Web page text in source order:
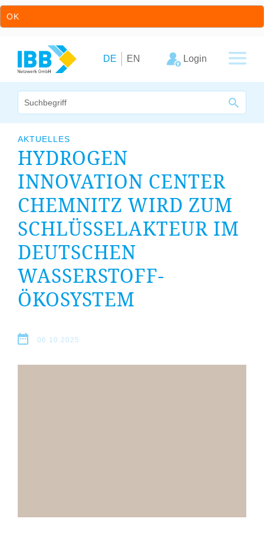
OK
DE EN Login
Unternehmen
Cluster
Leistungsangebot
Arbeitskreise
Erfolge
Fördermöglichkeiten
Presse
Aktuelles
AKTUELLES
HYDROGEN
INNOVATION CENTER
CHEMNITZ WIRD ZUM
SCHLÜSSELAKTEUR IM
DEUTSCHEN
WASSERSTOFF-
ÖKOSYSTEM
06.10.2025